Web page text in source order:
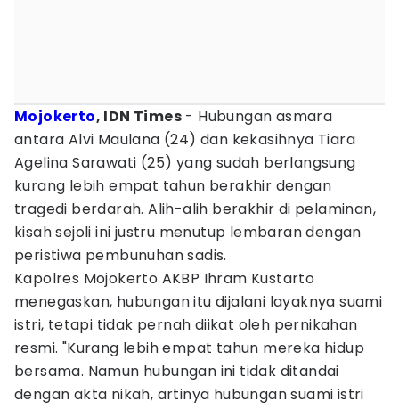
Mojokerto, IDN Times - Hubungan asmara
antara Alvi Maulana (24) dan kekasihnya Tiara
Agelina Sarawati (25) yang sudah berlangsung
kurang lebih empat tahun berakhir dengan
tragedi berdarah. Alih-alih berakhir di pelaminan,
kisah sejoli ini justru menutup lembaran dengan
peristiwa pembunuhan sadis.
Kapolres Mojokerto AKBP Ihram Kustarto
menegaskan, hubungan itu dijalani layaknya suami
istri, tetapi tidak pernah diikat oleh pernikahan
resmi. "Kurang lebih empat tahun mereka hidup
bersama. Namun hubungan ini tidak ditandai
dengan akta nikah, artinya hubungan suami istri